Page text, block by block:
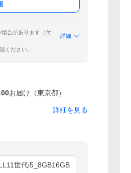
合があります（付
詳細
ください。
お届け（東京都）
詳細を見る
世代i5_8GB16GB